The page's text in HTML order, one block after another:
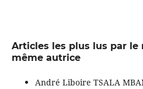
Articles les plus lus par le
même autrice
André Liboire TSALA